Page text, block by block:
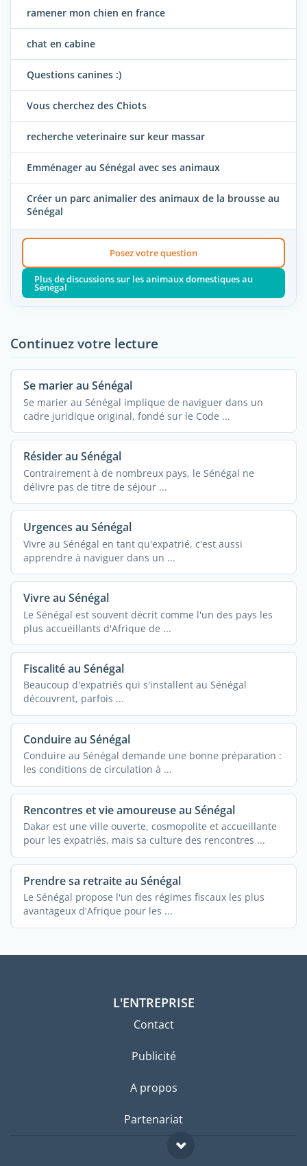
ramener mon chien en france
chat en cabine
Questions canines :)
Vous cherchez des Chiots
recherche veterinaire sur keur massar
Emménager au Sénégal avec ses animaux
Créer un parc animalier des animaux de la brousse au
Sénégal
Posez votre question
Plus de discussions sur les animaux domestiques au
Sénégal
Continuez votre lecture
Se marier au Sénégal
Se marier au Sénégal implique de naviguer dans un
cadre juridique original, fondé sur le Code ...
Résider au Sénégal
Contrairement à de nombreux pays, le Sénégal ne
délivre pas de titre de séjour ...
Urgences au Sénégal
Vivre au Sénégal en tant qu'expatrié, c'est aussi
apprendre à naviguer dans un ...
Vivre au Sénégal
Le Sénégal est souvent décrit comme l'un des pays les
plus accueillants d'Afrique de ...
Fiscalité au Sénégal
Beaucoup d'expatriés qui s'installent au Sénégal
découvrent, parfois ...
Conduire au Sénégal
Conduire au Sénégal demande une bonne préparation :
les conditions de circulation à ...
Rencontres et vie amoureuse au Sénégal
Dakar est une ville ouverte, cosmopolite et accueillante
pour les expatriés, mais sa culture des rencontres ...
Prendre sa retraite au Sénégal
Le Sénégal propose l'un des régimes fiscaux les plus
avantageux d'Afrique pour les ...
L'ENTREPRISE
Contact
Publicité
A propos
Partenariat